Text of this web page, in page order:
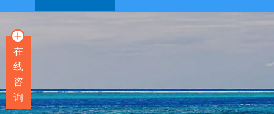
在
线
咨
询